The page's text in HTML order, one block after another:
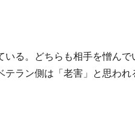
る。どちらも相手を憎んで
ラン側は「老害」と思われ